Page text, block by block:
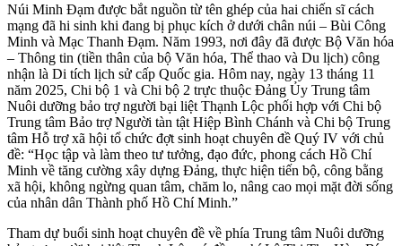
Núi Minh Đạm được bắt nguồn từ tên ghép của hai chiến sĩ cách
mạng đã hi sinh khi đang bị phục kích ở dưới chân núi – Bùi Công
Minh và Mạc Thanh Đạm. Năm 1993, nơi đây đã được Bộ Văn hóa
– Thông tin (tiền thân của bộ Văn hóa, Thể thao và Du lịch) công
nhận là Di tích lịch sử cấp Quốc gia. Hôm nay, ngày 13 tháng 11
năm 2025, Chi bộ 1 và Chi bộ 2 trực thuộc Đảng Ủy Trung tâm
Nuôi dưỡng bảo trợ người bại liệt Thạnh Lộc phối hợp với Chi bộ
Trung tâm Bảo trợ Người tàn tật Hiệp Bình Chánh và Chi bộ Trung
tâm Hỗ trợ xã hội tổ chức đợt sinh hoạt chuyên đề Quý IV với chủ
đề: “Học tập và làm theo tư tưởng, đạo đức, phong cách Hồ Chí
Minh về tăng cường xây dựng Đảng, thực hiện tiến bộ, công bằng
xã hội, không ngừng quan tâm, chăm lo, nâng cao mọi mặt đời sống
của nhân dân Thành phố Hồ Chí Minh.”
Tham dự buổi sinh hoạt chuyên đề về phía Trung tâm Nuôi dưỡng